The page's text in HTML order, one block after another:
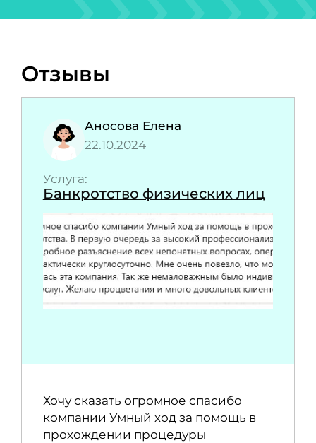
Отзывы
Аносова Елена
22.10.2024
Услуга:
Банкротство физических лиц
Хочу сказать огромное спасибо
компании Умный ход за помощь в
прохождении процедуры